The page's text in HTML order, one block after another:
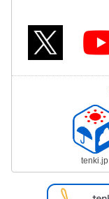
tenki.jp